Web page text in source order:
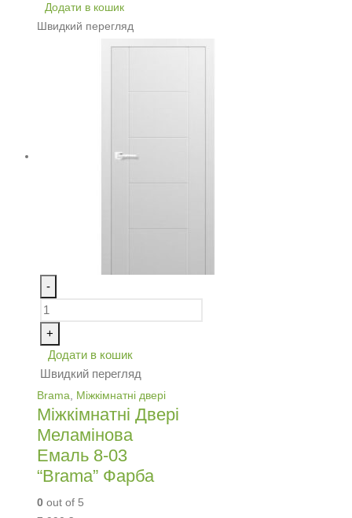
Додати в кошик
Швидкий перегляд
-
+
Додати в кошик
Швидкий перегляд
Brama, Міжкімнатні двері
Міжкімнатні Двері
Меламінова
Емаль 8-03
“Brama” Фарба
0 out of 5